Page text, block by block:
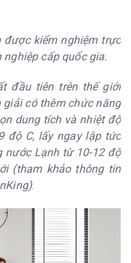
3 mức ion axit: pH
lọc trung tính: pH 7.0
/ 800 / 990C
- Nóng thông minh
max 350W Nóng:
> 300ppm
được kiểm nghiệm trực
cấp quốc gia.
đầu tiên trên thế giới
có thêm chức năng
dung tích và nhiệt độ
độ C, lấy ngay lập tức
nước Lạnh từ 10-12 độ
(tham khảo thông tin
.